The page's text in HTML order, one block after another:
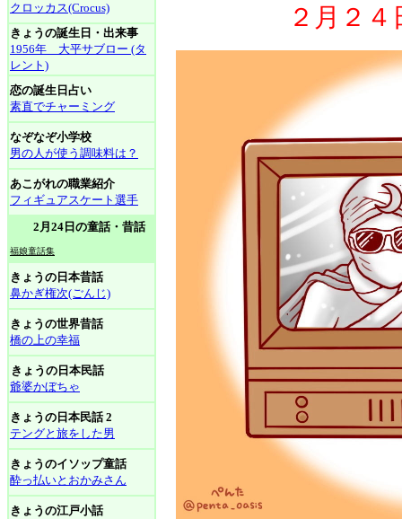
クロッカス(Crocus)
きょうの誕生日・出来事
1956年 大平サブロー (タ
レント)
恋の誕生日占い
素直でチャーミング
なぞなぞ小学校
男の人が使う調味料は？
あこがれの職業紹介
フィギュアスケート選手
2月24日の童話・昔話
福娘童話集
きょうの日本昔話
鼻かぎ権次(ごんじ)
きょうの世界昔話
橋の上の幸福
きょうの日本民話
爺婆かぼちゃ
きょうの日本民話 2
テングと旅をした男
きょうのイソップ童話
酔っ払いとおかみさん
きょうの江戸小話
２月２